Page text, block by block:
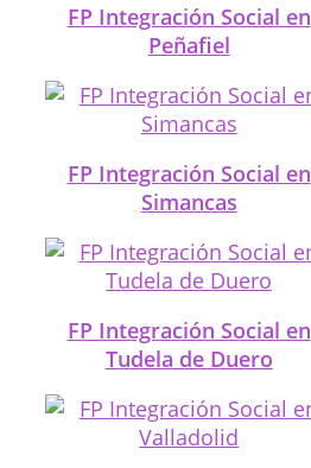
FP Integración Social en
Peñafiel
FP Integración Social en
Simancas
FP Integración Social en
Tudela de Duero